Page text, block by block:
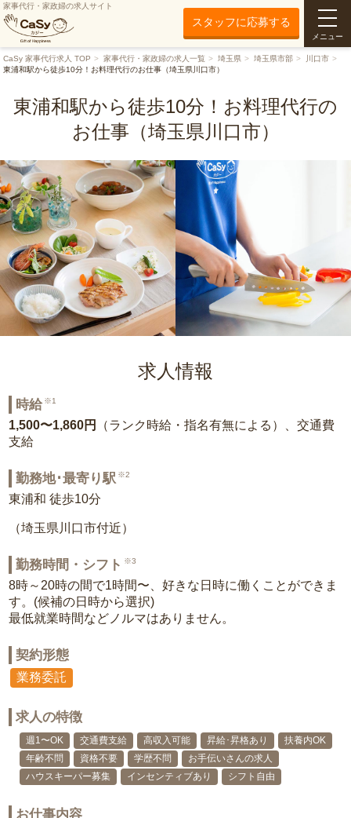
家事代行・家政婦の求人サイト
スタッフに応募する
メニュー
CaSy 家事代行求人 TOP 家事代行・家政婦の求人一覧 埼玉県 埼玉県市部
川口市
東浦和駅から徒歩10分！お料理代行のお仕事（埼玉県川口市）
東浦和駅から徒歩10分！お料理代行の
お仕事（埼玉県川口市）
求人情報
時給 ※1
1,500〜1,860円
（ランク時給・指名有無による）、交通費
支給
勤務地･最寄り駅 ※2
東浦和 徒歩10分
（埼玉県川口市付近）
勤務時間・シフト ※3
8時～20時の間で1時間〜、好きな日時に働くことができま
す。(候補の日時から選択)
最低就業時間などノルマはありません。
契約形態
業務委託
求人の特徴
週1〜OK 交通費支給 高収入可能 昇給･昇格あり
扶養内OK
年齢不問
資格不要 学歴不問
お手伝いさんの求人
ハウスキーパー募集
インセンティブあり シフト自由
お仕事内容